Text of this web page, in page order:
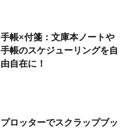
手帳×付箋：文庫本ノートや
手帳のスケジューリングを自
由自在に！
プロッターでスクラップブッ